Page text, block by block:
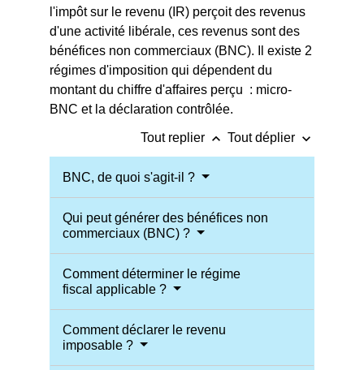
l'impôt sur le revenu (IR) perçoit des revenus
d'une activité libérale, ces revenus sont des
bénéfices non commerciaux (BNC). Il existe 2
régimes d'imposition qui dépendent du
montant du chiffre d'affaires perçu : micro-
BNC et la déclaration contrôlée.
Tout replier keyboard_arrow_up Tout déplier keyboard_arrow_down
BNC, de quoi s'agit-il ?
Qui peut générer des bénéfices non
commerciaux (BNC) ?
Comment déterminer le régime
fiscal applicable ?
Comment déclarer le revenu
imposable ?